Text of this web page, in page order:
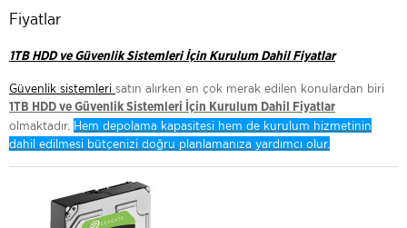
Fiyatlar
1TB HDD ve Güvenlik Sistemleri İçin Kurulum Dahil Fiyatlar
Güvenlik sistemleri satın alırken en çok merak edilen konulardan biri
1TB HDD ve Güvenlik Sistemleri İçin Kurulum Dahil Fiyatlar
olmaktadır. Hem depolama kapasitesi hem de kurulum hizmetinin
dahil edilmesi bütçenizi doğru planlamanıza yardımcı olur.